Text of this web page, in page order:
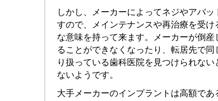
しかし、メーカーによってネジやアバ
すので、メインテナンスや再治療を受
な意味を持って来ます。メーカーが倒
ることができなくなったり、転居先で
り扱っている歯科医院を見つけられな
ないようです。
大手メーカーのインプラントは高額で